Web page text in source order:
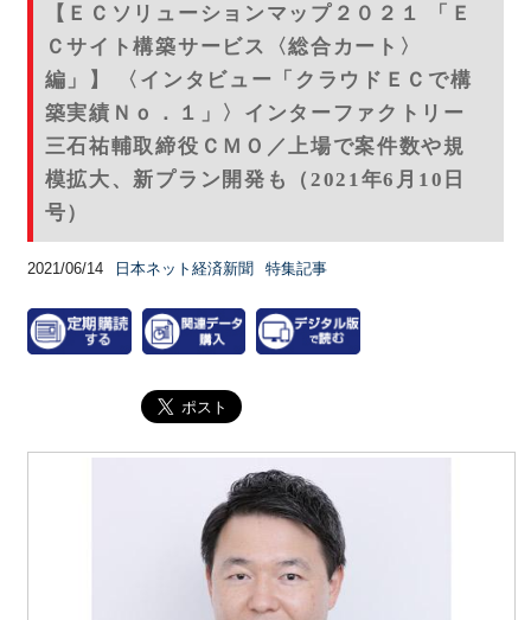
【ＥＣソリューションマップ２０２１ 「Ｅ
Ｃサイト構築サービス〈総合カート〉
編」】 〈インタビュー「クラウドＥＣで構
築実績Ｎｏ．１」〉インターファクトリー
三石祐輔取締役ＣＭＯ／上場で案件数や規
模拡大、新プラン開発も（2021年6月10日
号）
2021/06/14 日本ネット経済新聞 特集記事